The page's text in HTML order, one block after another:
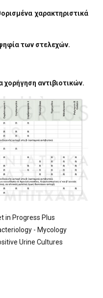
χαρακτηριστικά
των στελεχών.
αντιβιοτικών.
in Progress Plus
- Mycology
Urine Cultures